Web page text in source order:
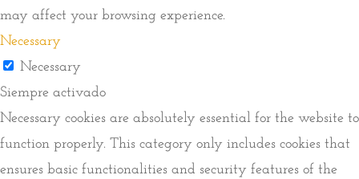
may affect your browsing experience.
Necessary
Necessary
Siempre activado
Necessary cookies are absolutely essential for the website to
function properly. This category only includes cookies that
ensures basic functionalities and security features of the